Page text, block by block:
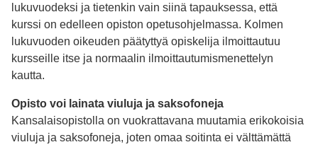
lukuvuodeksi ja tietenkin vain siinä tapauksessa, että
kurssi on edelleen opiston opetusohjelmassa. Kolmen
lukuvuoden oikeuden päätyttyä opiskelija ilmoittautuu
kursseille itse ja normaalin ilmoittautumismenettelyn
kautta.
Opisto voi lainata viuluja ja saksofoneja
Kansalaisopistolla on vuokrattavana muutamia erikokoisia
viuluja ja saksofoneja, joten omaa soitinta ei välttämättä